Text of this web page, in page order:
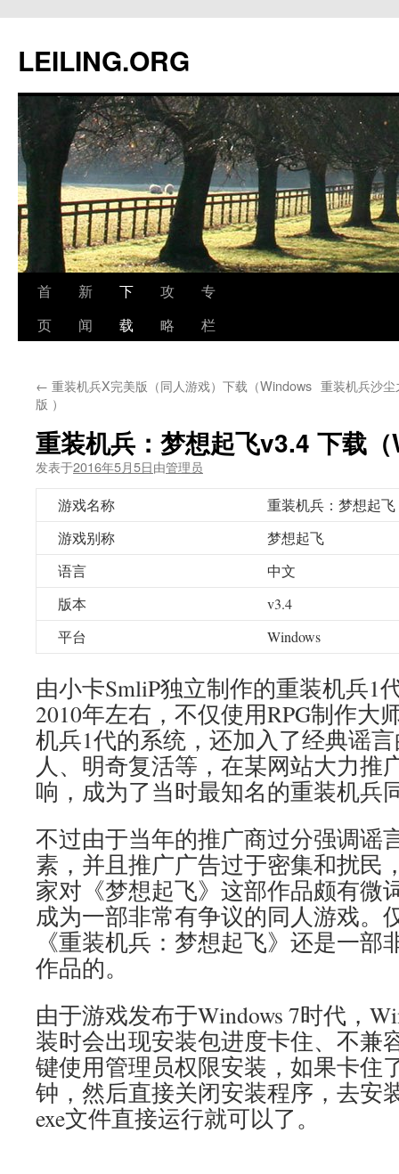
文
LEILING.ORG
首
页
新
闻
下
载
攻
略
专
栏
← 重装机兵X完美版（同人游戏）下载（Windows
版 ）
重装机兵沙
重装机兵：梦想起飞v3.4 下载
发表于2016年5月5日由管理员
游戏名称
重装机兵：梦想起飞
游戏别称
梦想起飞
语言
中文
版本
v3.4
平台
Windows
由小卡SmliP独立制作的重装机兵1
2010年左右，不仅使用RPG制作大
机兵1代的系统，还加入了经典谣
人、明奇复活等，在某网站大力推
响，成为了当时最知名的重装机兵
不过由于当年的推广商过分强调谣
素，并且推广广告过于密集和扰民
家对《梦想起飞》这部作品颇有微
成为一部非常有争议的同人游戏。
《重装机兵：梦想起飞》还是一部
作品的。
由于游戏发布于Windows 7时代，
装时会出现安装包进度卡住、不兼
键使用管理员权限安装，如果卡住
钟，然后直接关闭安装程序，去安
exe文件直接运行就可以了。